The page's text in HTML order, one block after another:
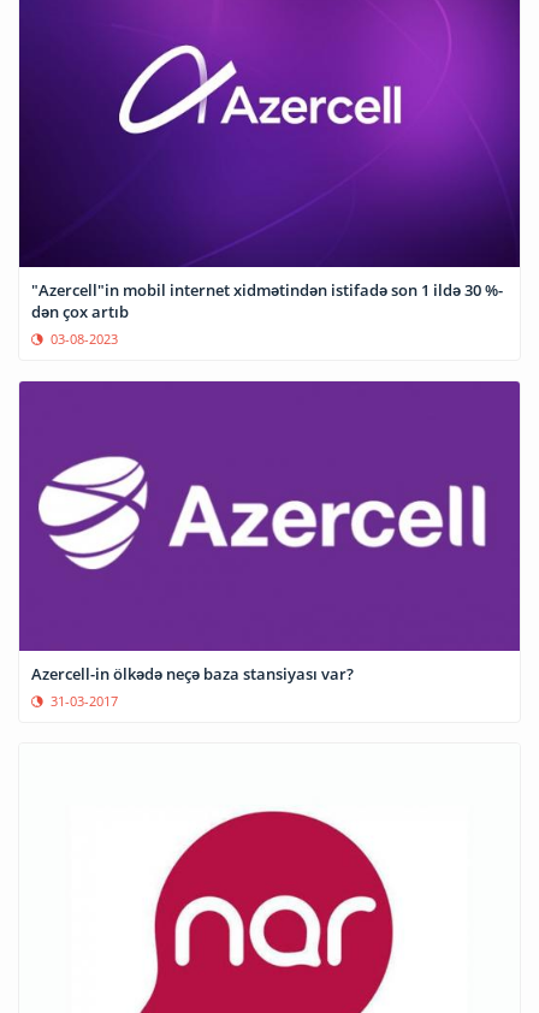
"Azercell"in mobil internet xidmətindən istifadə son 1 ildə 30 %-
dən çox artıb
03-08-2023
Azercell-in ölkədə neçə baza stansiyası var?
31-03-2017